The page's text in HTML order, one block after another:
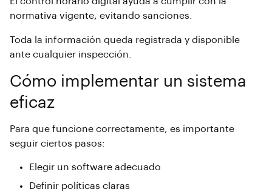
normativa vigente, evitando sanciones.
Toda la información queda registrada y disponible
ante cualquier inspección.
Cómo implementar un sistema
eficaz
Para que funcione correctamente, es importante
seguir ciertos pasos:
Elegir un software adecuado
Definir políticas claras